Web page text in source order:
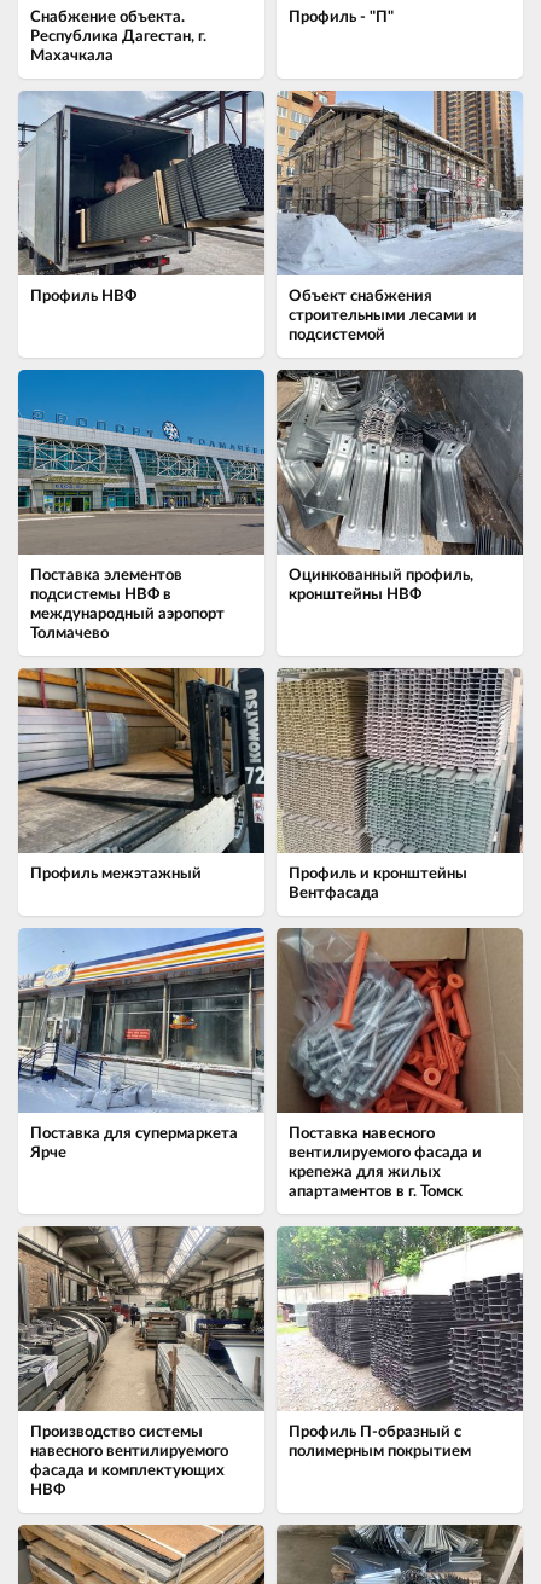
Снабжение объекта.
Республика Дагестан, г.
Махачкала
Профиль - "П"
Профиль НВФ
Объект снабжения
строительными лесами и
подсистемой
Поставка элементов
подсистемы НВФ в
международный аэропорт
Толмачево
Оцинкованный профиль,
кронштейны НВФ
Профиль межэтажный
Профиль и кронштейны
Вентфасада
Поставка для супермаркета
Ярче
Поставка навесного
вентилируемого фасада и
крепежа для жилых
апартаментов в г. Томск
Производство системы
навесного вентилируемого
фасада и комплектующих
НВФ
Профиль П-образный с
полимерным покрытием